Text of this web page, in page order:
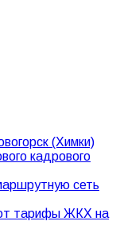
(Химки)
кадрового
сеть
тарифы ЖКХ на